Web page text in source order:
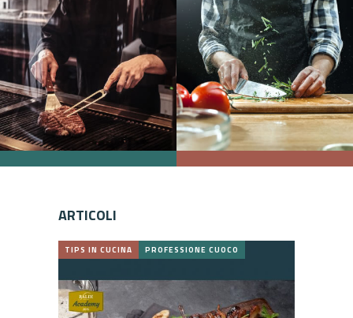
ARTICOLI
TIPS IN CUCINA PROFESSIONE CUOCO